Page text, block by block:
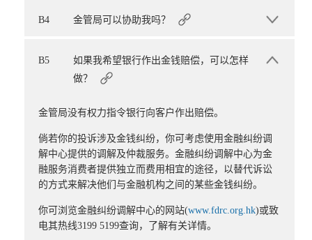
B4 金管局可以协助我吗？
B5
如果我希望银行作出金钱赔偿，可以怎样
做？
金管局没有权力指令银行向客户作出赔偿。
倘若你的投诉涉及金钱纠纷，你可考虑使用金融纠纷调
解中心提供的调解及仲裁服务。金融纠纷调解中心为金
融服务消费者提供独立而费用相宜的途径，以替代诉讼
的方式来解决他们与金融机构之间的某些金钱纠纷。
你可浏览金融纠纷调解中心的网站(www.fdrc.org.hk)或致
电其热线3199 5199查询，了解有关详情。